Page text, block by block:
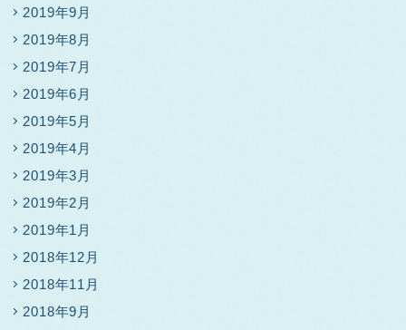
2019年9月
2019年8月
2019年7月
2019年6月
2019年5月
2019年4月
2019年3月
2019年2月
2019年1月
2018年12月
2018年11月
2018年9月